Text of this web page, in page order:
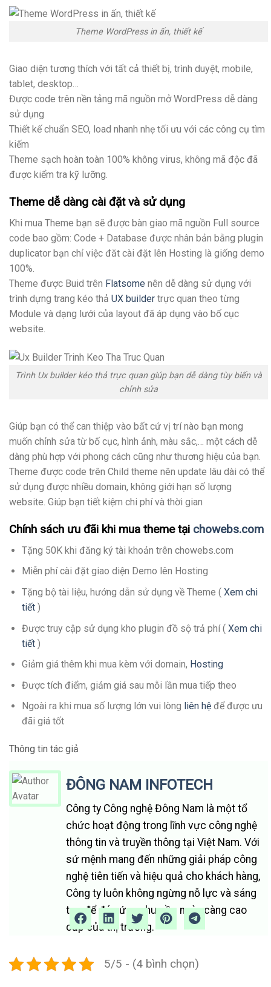
Theme WordPress in ấn, thiết kế
Giao diện tương thích với tất cả thiết bị, trình duyệt, mobile,
tablet, desktop…
Được code trên nền tảng mã nguồn mở WordPress dễ dàng
sử dụng
Thiết kế chuẩn SEO, load nhanh nhẹ tối ưu với các công cụ tìm
kiếm
Theme sạch hoàn toàn 100% không virus, không mã độc đã
được kiểm tra kỹ lưỡng.
Theme dễ dàng cài đặt và sử dụng
Khi mua Theme bạn sẽ được bàn giao mã nguồn Full source
code bao gồm: Code + Database được nhân bản bằng plugin
duplicator bạn chỉ việc đăt cài đặt lên Hosting là giống demo
100%.
Theme được Buid trên Flatsome nên dễ dàng sử dụng với
trình dựng trang kéo thả UX builder trực quan theo từng
Module và dạng lưới của layout đã áp dụng vào bố cục
website.
Trình Ux builder kéo thả trực quan giúp bạn dễ dàng tùy biến và
chỉnh sửa
Giúp bạn có thể can thiệp vào bất cứ vị trí nào bạn mong
muốn chỉnh sửa từ bố cục, hình ảnh, màu sắc,… một cách dễ
dàng phù hợp với phong cách cũng như thương hiệu của bạn.
Theme được code trên Child theme nên update lâu dài có thể
sử dụng được nhiều domain, không giới hạn số lượng
website. Giúp bạn tiết kiệm chi phí và thời gian
Chính sách ưu đãi khi mua theme tại chowebs.com
Tặng 50K khi đăng ký tài khoản trên chowebs.com
Miễn phí cài đặt giao diện Demo lên Hosting
Tặng bộ tài liệu, hướng dẫn sử dụng về Theme ( Xem chi
tiết)
Được truy cập sử dụng kho plugin đồ sộ trả phí ( Xem chi
tiết)
Giảm giá thêm khi mua kèm với domain, Hosting
Được tích điểm, giảm giá sau mỗi lần mua tiếp theo
Ngoài ra khi mua số lượng lớn vui lòng liên hệđể được ưu
đãi giá tốt
Thông tin tác giả
ĐÔNG NAM INFOTECH
Công ty Công nghệ Đông Nam là một tổ
chức hoạt động trong lĩnh vực công nghệ
thông tin và truyền thông tại Việt Nam. Với
sứ mệnh mang đến những giải pháp công
nghệ tiên tiến và hiệu quả cho khách hàng,
Công ty luôn không ngừng nỗ lực và sáng
tạo để đáp ứng nhu cầu ngày càng cao
cấp của thị trường.
5/5 - (4 bình chọn)